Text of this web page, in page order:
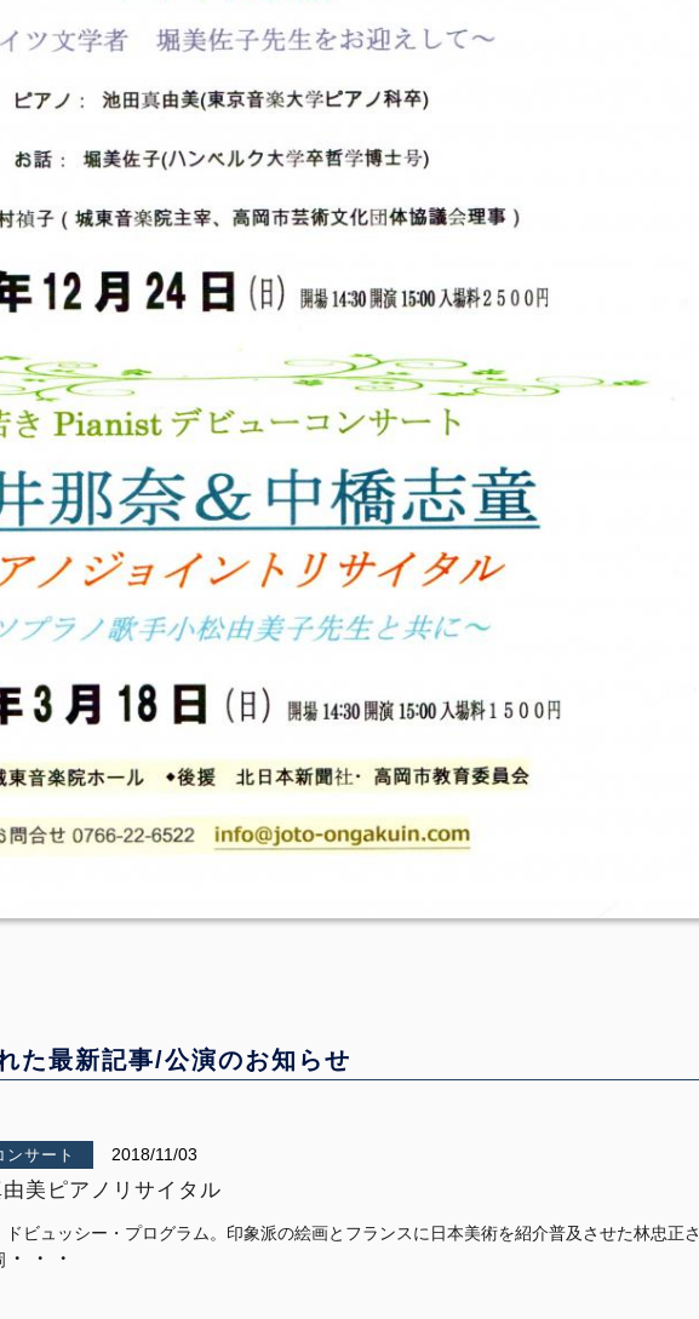
た最新記事/公演のお知らせ
ンサート 2018/11/03
美ピアノリサイタル
ドビュッシー・プログラム。印象派の絵画とフランスに日本美術を紹介普及させた林忠正さ
・・・